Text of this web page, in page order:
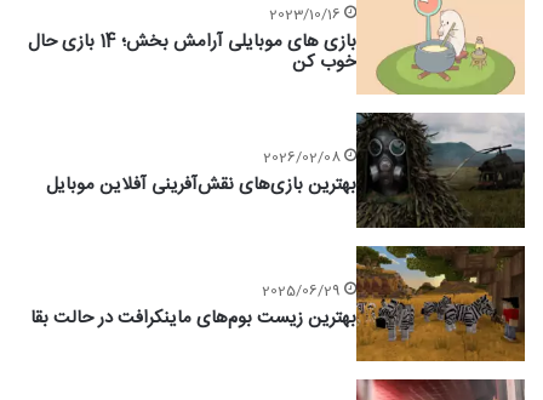
2023/10/16
بازی های موبایلی آرامش بخش؛ 14 بازی حال
خوب کن
2026/02/08
بهترین بازی‌های نقش‌آفرینی آفلاین موبایل
2025/06/29
بهترین زیست بوم‌های ماینکرافت در حالت بقا